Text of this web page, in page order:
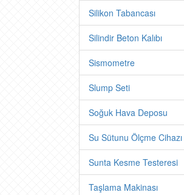
Silikon Tabancası
Silindir Beton Kalıbı
Sismometre
Slump Seti
Soğuk Hava Deposu
Su Sütunu Ölçme Cihazı
Sunta Kesme Testeresi
Taşlama Makinası